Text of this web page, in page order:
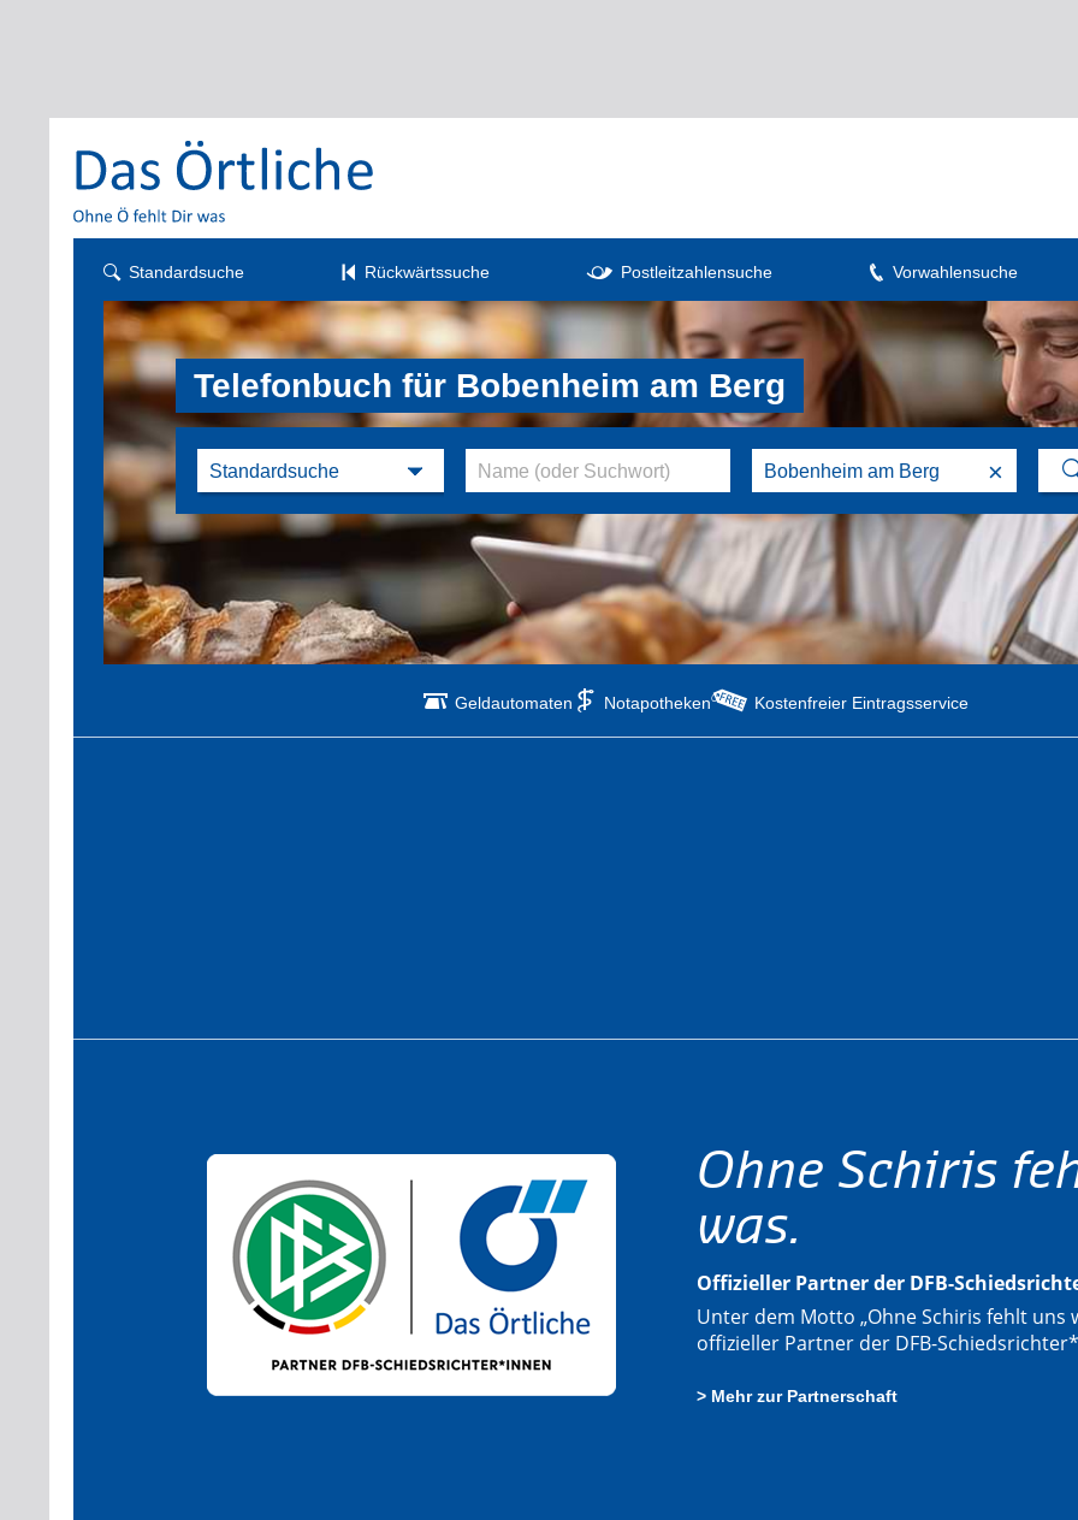
Standardsuche Rückwärtssuche Postleitzahlensuche Vorwahlensuche
Telefonbuch für Bobenheim am Berg
×
Geldautomaten Notapotheken Kostenfreier Eintragsservice
Ohne Schiris
was.
Offizieller Partner der DFB-
Unter dem Motto „Ohne Schiris fehlt uns
offizieller Partner der DFB-
> Mehr zur Partnerschaft